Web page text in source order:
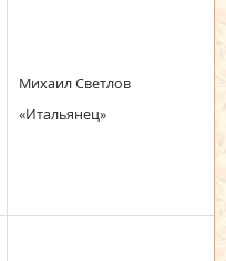
Михаил Светлов
«Итальянец»